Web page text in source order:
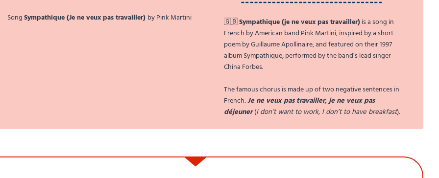
SongSympathique (Je ne veux pas travailler) by Pink Martini 🇬🇧Sympathique (je ne veux pas travailler)is a song in
French by American band Pink Martini, inspired by a short
poem by Guillaume Apollinaire, and featured on their 1997
album Sympathique, performed by the band’s lead singer
China Forbes.
The famous chorus is made up of two negative sentences in
French:Je ne veux pas travailler, je ne veux pas
déjeuner (I don’t want to work, I don’t to have breakfast).